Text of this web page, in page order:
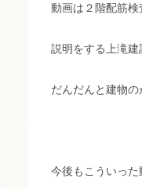
動画は２階配筋検
説明をする上滝
だんだんと建物の
今後もこういっ